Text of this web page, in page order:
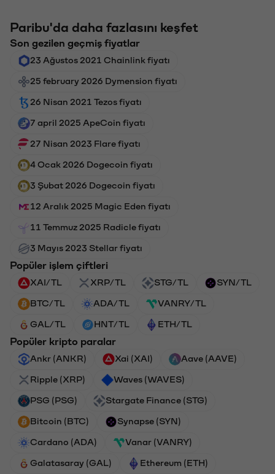
Paribu'da daha fazlasını keşfet
Son gezilen geçmiş fiyatlar
23 Ağustos 2021 Chainlink fiyatı
25 february 2026 Dymension fiyatı
26 Nisan 2021 Tezos fiyatı
7 april 2025 ApeCoin fiyatı
27 Nisan 2023 Flare fiyatı
4 Ocak 2026 Dogecoin fiyatı
3 Şubat 2026 Dogecoin fiyatı
12 Aralık 2025 Magic Eden fiyatı
11 Temmuz 2025 Radicle fiyatı
3 Mayıs 2023 Stellar fiyatı
Popüler işlem çiftleri
XAI/TL XRP/TL STG/TL SYN/TL
BTC/TL ADA/TL VANRY/TL
GAL/TL HNT/TL ETH/TL
Popüler kripto paralar
Ankr (ANKR) Xai (XAI) Aave (AAVE)
Ripple (XRP) Waves (WAVES)
PSG (PSG) Stargate Finance (STG)
Bitcoin (BTC) Synapse (SYN)
Cardano (ADA) Vanar (VANRY)
Galatasaray (GAL) Ethereum (ETH)